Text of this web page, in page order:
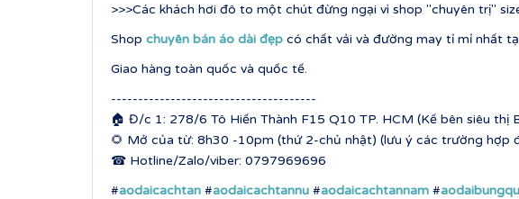
>>>Các khách hơi đô to một chút đừng ngại vì shop "chuyên trị"
Shop chuyên bán áo dài đẹp có chất vải và đường may tỉ mỉ nhất
Giao hàng toàn quốc và quốc tế.
--------------------------------------
🏠 Đ/c 1: 278/6 Tô Hiến Thành F15 Q10 TP. HCM (Kế bên siêu thị
🌻 Mở của từ: 8h30 -10pm (thứ 2-chủ nhật) (lưu ý các trường hợp
☎ Hotline/Zalo/viber: 0797969696
#aodaicachtan #aodaicachtannu #aodaicachtannam #